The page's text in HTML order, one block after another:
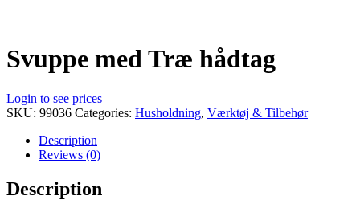
Svuppe med Træ hådtag
Login to see prices
SKU: 99036 Categories: Husholdning, Værktøj & Tilbehør
Description
Reviews (0)
Description